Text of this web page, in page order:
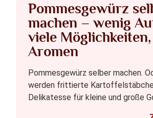
Pommesgewürz
machen – wenig
viele
Aromen
Pommesgewürz selber machen.
werden frittierte
Delikatesse für kleine und große